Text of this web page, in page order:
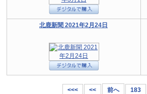
北鹿新聞 2021年2月24日
<<< << 前へ 183